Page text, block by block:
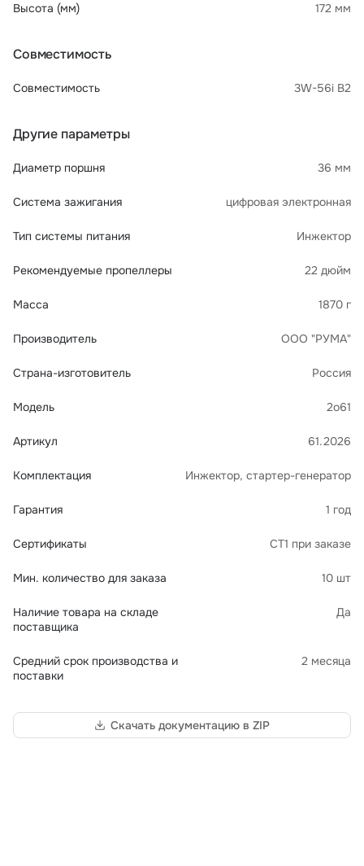
Высота (мм) 172 мм
Совместимость
Совместимость 3W-56i B2
Другие параметры
Диаметр поршня 36 мм
Система зажигания цифровая электронная
Тип системы питания Инжектор
Рекомендуемые пропеллеры 22 дюйм
Масса 1870 г
Производитель ООО "РУМА"
Страна-изготовитель Россия
Модель 2о61
Артикул 61.2026
Комплектация Инжектор, стартер-генератор
Гарантия 1 год
Сертификаты СТ1 при заказе
Мин. количество для заказа 10 шт
Наличие товара на складе
поставщика
Да
Средний срок производства и
поставки
2 месяца
Скачать документацию в ZIP